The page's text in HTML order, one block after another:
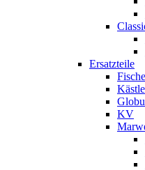
Ersatzteile
Kästle
KV